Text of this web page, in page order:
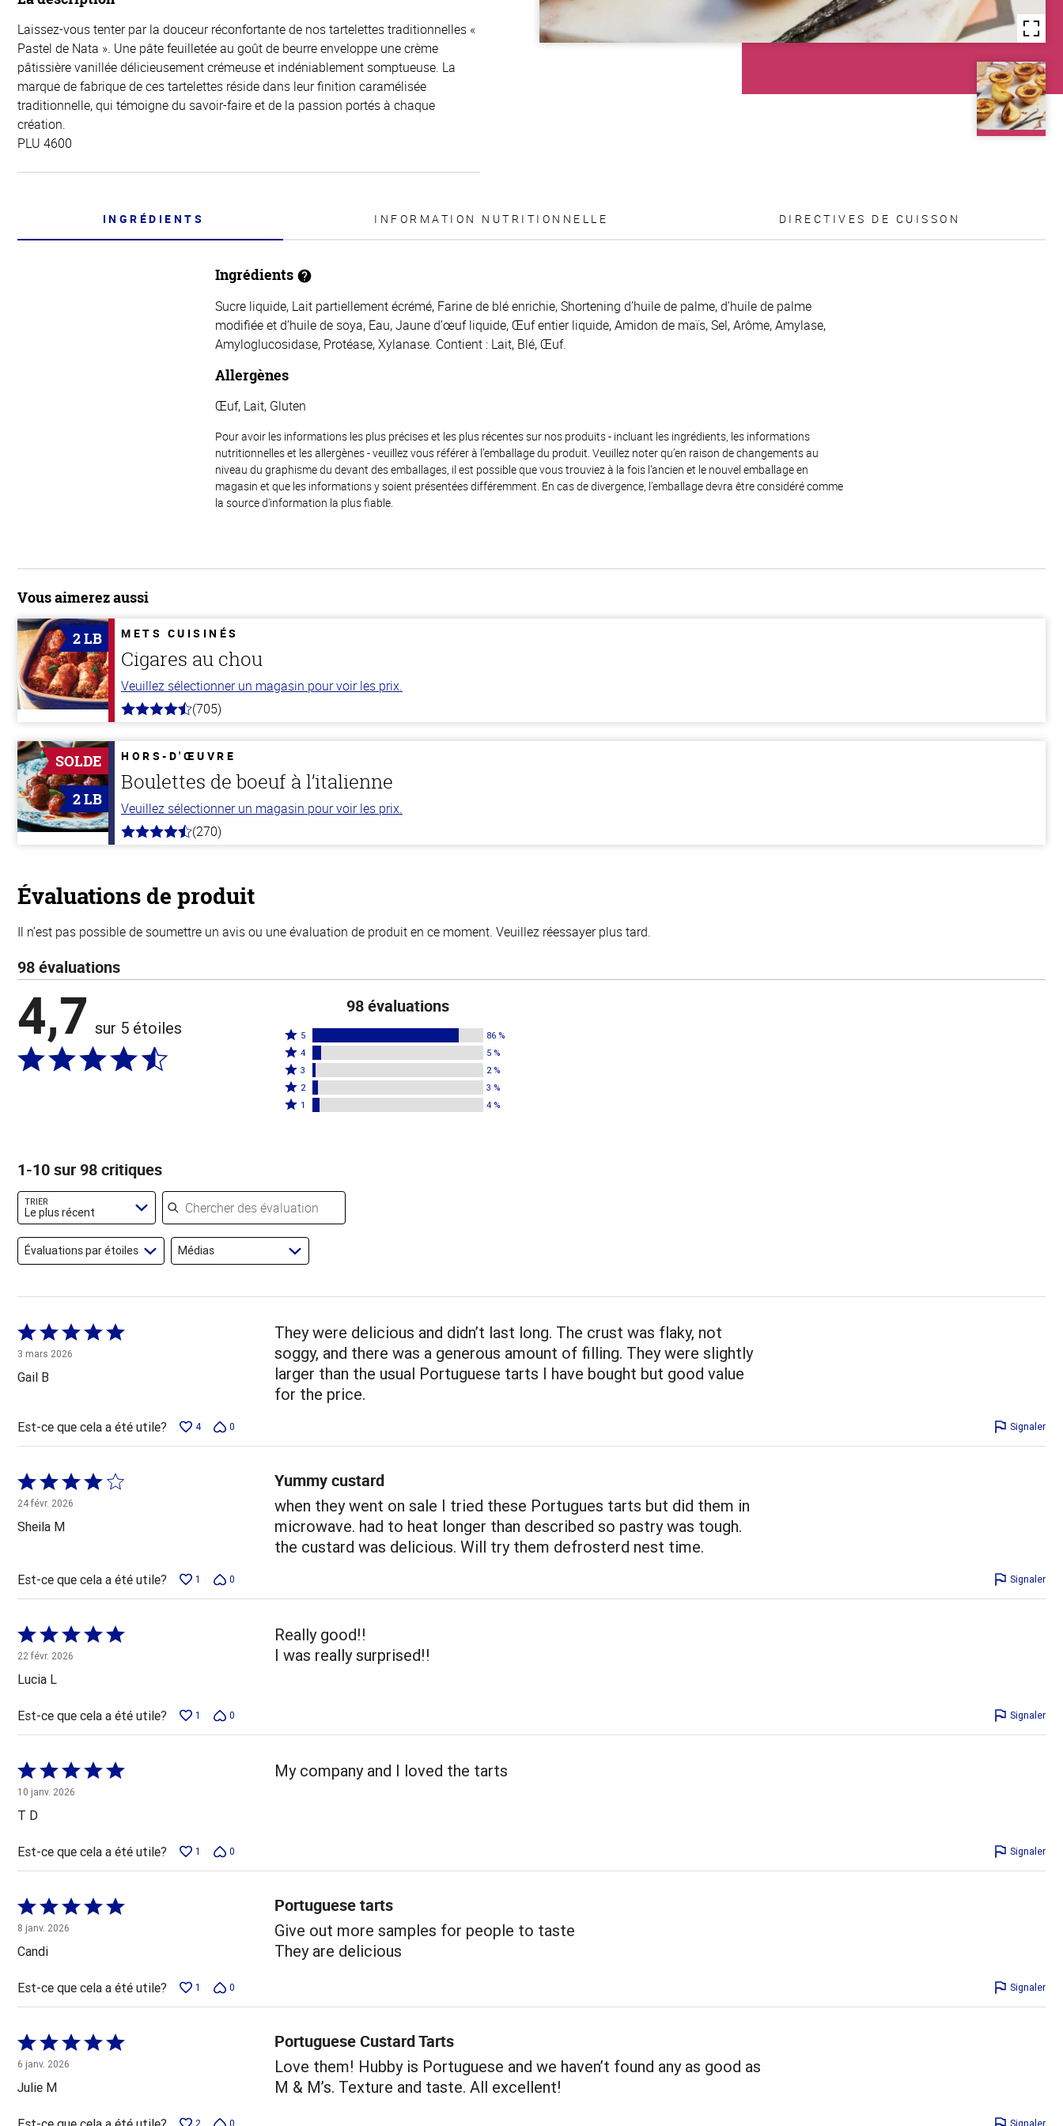
Laissez-vous tenter par la douceur réconfortante de nos tartelettes traditionnelles «
Pastel de Nata ». Une pâte feuilletée au goût de beurre enveloppe une crème
pâtissière vanillée délicieusement crémeuse et indéniablement somptueuse. La
marque de fabrique de ces tartelettes réside dans leur finition caramélisée
traditionnelle, qui témoigne du savoir-faire et de la passion portés à chaque
création.
PLU 4600
INGRÉDIENTS INFORMATION NUTRITIONNELLE DIRECTIVES DE CUISSON
Ingrédients
Sucre liquide, Lait partiellement écrémé, Farine de blé enrichie, Shortening d’huile de palme, d’huile de palme
modifiée et d’huile de soya, Eau, Jaune d’œuf liquide, Œuf entier liquide, Amidon de maïs, Sel, Arôme, Amylase,
Amyloglucosidase, Protéase, Xylanase. Contient : Lait, Blé, Œuf.
Allergènes
Œuf, Lait, Gluten
Pour avoir les informations les plus précises et les plus récentes sur nos produits - incluant les ingrédients, les informations
nutritionnelles et les allergènes - veuillez vous référer à l’emballage du produit. Veuillez noter qu’en raison de changements au
niveau du graphisme du devant des emballages, il est possible que vous trouviez à la fois l’ancien et le nouvel emballage en
magasin et que les informations y soient présentées différemment. En cas de divergence, l’emballage devra être considéré comme
la source d'information la plus fiable.
Vous aimerez aussi
2 LB METS CUISINÉS
Cigares au chou
Veuillez sélectionner un magasin pour voir les prix.
4.6
5
stars
(705)
SOLDE
2 LB
HORS-D'ŒUVRE
Boulettes de boeuf à l’italienne
Veuillez sélectionner un magasin pour voir les prix.
4.5
stars
(270)
Évaluations de produit
Il n’est pas possible de soumettre un avis ou une évaluation de produit en ce moment. Veuillez réessayer plus tard.
98 évaluations
4,7 sur 5 étoiles
98 évaluations
Coté
5
étoiles
par
86 %
5 86 %
Coté
4
étoiles
par
4 5 %
Coté
3
étoiles
3 2 %
Coté
2
évaluateurs
2 3 %
Coté1 4 %
1-10 sur 98 critiques
TRIER
Le plus récent
Chercher des évaluations
Évaluations par étoiles Médias
Coté
5 sur
5
3 mars 2026
Gail B
They were delicious and didn’t last long. The crust was flaky, not
soggy, and there was a generous amount of filling. They were slightly
larger than the usual Portuguese tarts I have bought but good value
for the price.
Est-ce que cela a été utile? 4 0 Signaler
Coté
4 sur
5
24 févr. 2026
Sheila M
Yummy custard
when they went on sale I tried these Portugues tarts but did them in
microwave. had to heat longer than described so pastry was tough.
the custard was delicious. Will try them defrosterd nest time.
Est-ce que cela a été utile? 1 0 Signaler
Coté
5 sur
5
22 févr. 2026
Lucia L
Really good!!
I was really surprised!!
Est-ce que cela a été utile? 1 0 Signaler
Coté
5 sur
5
10 janv. 2026
T D
My company and I loved the tarts
Est-ce que cela a été utile? 1 0 Signaler
Coté
5 sur
5
8 janv. 2026
Candi
Portuguese tarts
Give out more samples for people to taste
They are delicious
Est-ce que cela a été utile? 1 0 Signaler
Coté
5 sur
5
6 janv. 2026
Julie M
Portuguese Custard Tarts
Love them! Hubby is Portuguese and we haven’t found any as good as
M & M’s. Texture and taste. All excellent!
2 0 Signaler